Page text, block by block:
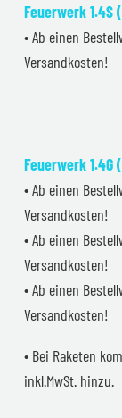
Feuerwerk 1.4S
• Ab einen
Versandkosten!
Feuerwerk 1.4G
• Ab einen
Versandkosten!
• Ab einen
Versandkosten!
• Ab einen
Versandkosten!
• Bei Raketen
inkl.MwSt. hinzu.